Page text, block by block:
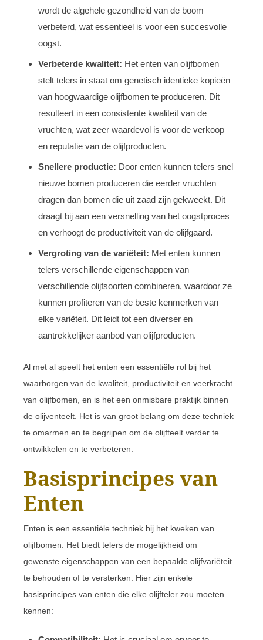
wordt de algehele gezondheid van de boom
verbeterd, wat essentieel is voor een succesvolle
oogst.
Verbeterde kwaliteit: Het enten van olijfbomen
stelt telers in staat om genetisch identieke kopieën
van hoogwaardige olijfbomen te produceren. Dit
resulteert in een consistente kwaliteit van de
vruchten, wat zeer waardevol is voor de verkoop
en reputatie van de olijfproducten.
Snellere productie: Door enten kunnen telers snel
nieuwe bomen produceren die eerder vruchten
dragen dan bomen die uit zaad zijn gekweekt. Dit
draagt bij aan een versnelling van het oogstproces
en verhoogt de productiviteit van de olijfgaard.
Vergroting van de variëteit: Met enten kunnen
telers verschillende eigenschappen van
verschillende olijfsoorten combineren, waardoor ze
kunnen profiteren van de beste kenmerken van
elke variëteit. Dit leidt tot een diverser en
aantrekkelijker aanbod van olijfproducten.
Al met al speelt het enten een essentiële rol bij het
waarborgen van de kwaliteit, productiviteit en veerkracht
van olijfbomen, en is het een onmisbare praktijk binnen
de olijventeelt. Het is van groot belang om deze techniek
te omarmen en te begrijpen om de olijfteelt verder te
ontwikkelen en te verbeteren.
Basisprincipes van
Enten
Enten is een essentiële techniek bij het kweken van
olijfbomen. Het biedt telers de mogelijkheid om
gewenste eigenschappen van een bepaalde olijfvariëteit
te behouden of te versterken. Hier zijn enkele
basisprincipes van enten die elke olijfteler zou moeten
kennen: